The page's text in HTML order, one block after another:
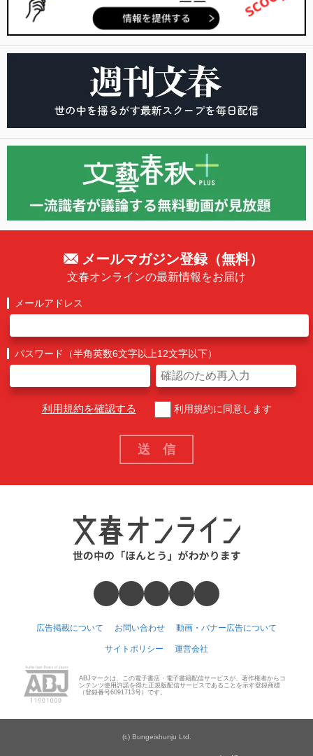
メールマガジン登録（無料）
文春オンラインの最新情報をお届け
メールアドレス
パスワード（半角英数6文字以上12文字以下）
利用規約を確認する 利用規約に同意します
広告掲載について お問い合わせ 動画・バナー広告について
サイトポリシー 運営会社
ABJマークは、この電子書店・電子書籍配信サービスが、著作権者からコ
ンテンツ使用許諾を得た正規版配信サービスであることを示す登録商標
（登録番号6091713号）です。
(c) Bungeishunju Ltd.